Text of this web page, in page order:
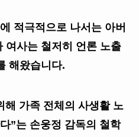
적극적으로 나서는 아버
여사는 철저히 언론 노출
해왔습니다.
해 가족 전체의 사생활 노
”는 손웅정 감독의 철학